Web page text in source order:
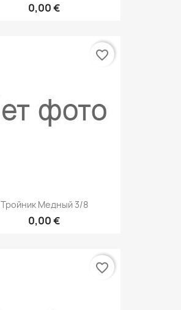
0,00 €
Тройник Медный 3/8
0,00 €
favorite_border
favorite_border